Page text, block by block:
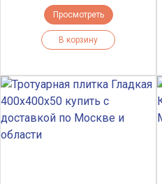
Просмотреть
В корзину